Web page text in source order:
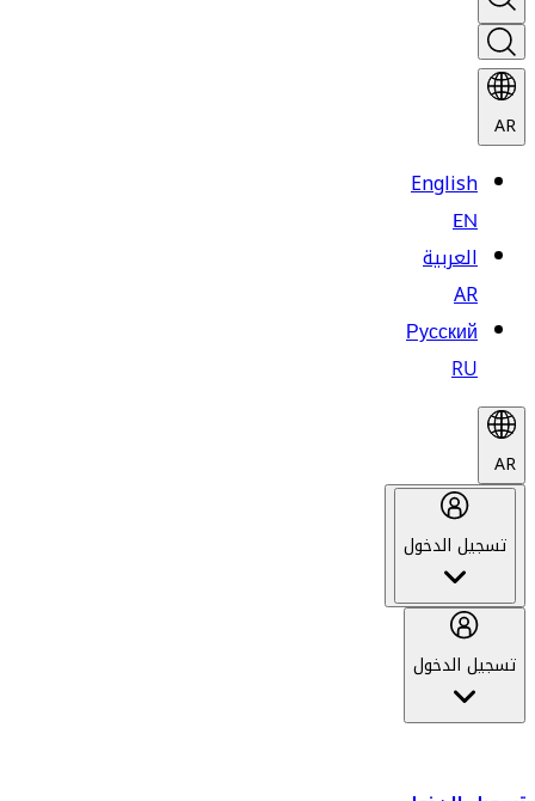
AR
English
EN
العربية
AR
Русский
RU
AR
تسجيل الدخول
تسجيل الدخول